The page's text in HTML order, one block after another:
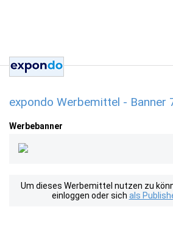
expondo Werbemittel - Banner
Werbebanner
Um dieses Werbemittel nutzen zu
einloggen oder sich als